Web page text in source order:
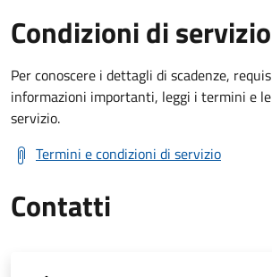
Condizioni di servizio
Per conoscere i dettagli di scadenze,
informazioni importanti, leggi i termini e
servizio.
Termini e condizioni di servizio
Contatti